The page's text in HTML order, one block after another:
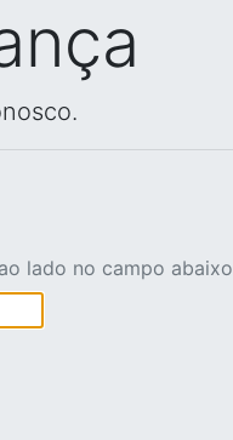
lado no campo abaixo